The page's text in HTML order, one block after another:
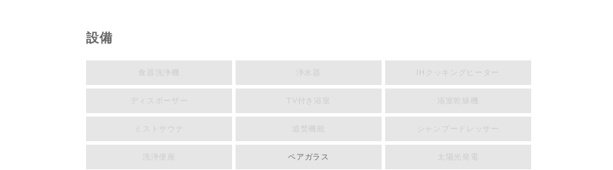
設備
食器洗浄機 浄水器 IHクッキングヒーター
ディスポーザー TV付き浴室 浴室乾燥機
ミストサウナ 追焚機能 シャンプードレッサー
ペアガラス 太陽光発電